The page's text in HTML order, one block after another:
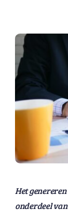
Het
onderdeel